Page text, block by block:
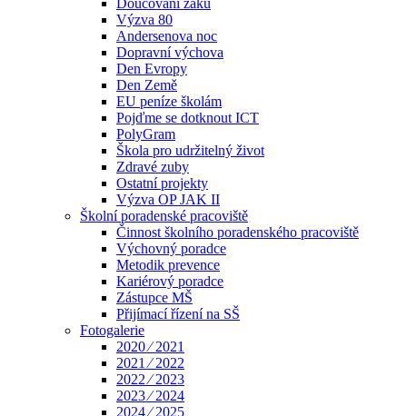
Doučování žáků
Výzva 80
Andersenova noc
Dopravní výchova
Den Evropy
Den Země
EU peníze školám
Pojďme se dotknout ICT
PolyGram
Škola pro udržitelný život
Zdravé zuby
Ostatní projekty
Výzva OP JAK II
Školní poradenské pracoviště
Činnost školního poradenského pracoviště
Výchovný poradce
Metodik prevence
Kariérový poradce
Zástupce MŠ
Přijímací řízení na SŠ
Fotogalerie
2020 ⁄ 2021
2021 ⁄ 2022
2022 ⁄ 2023
2023 ⁄ 2024
2024 ⁄ 2025